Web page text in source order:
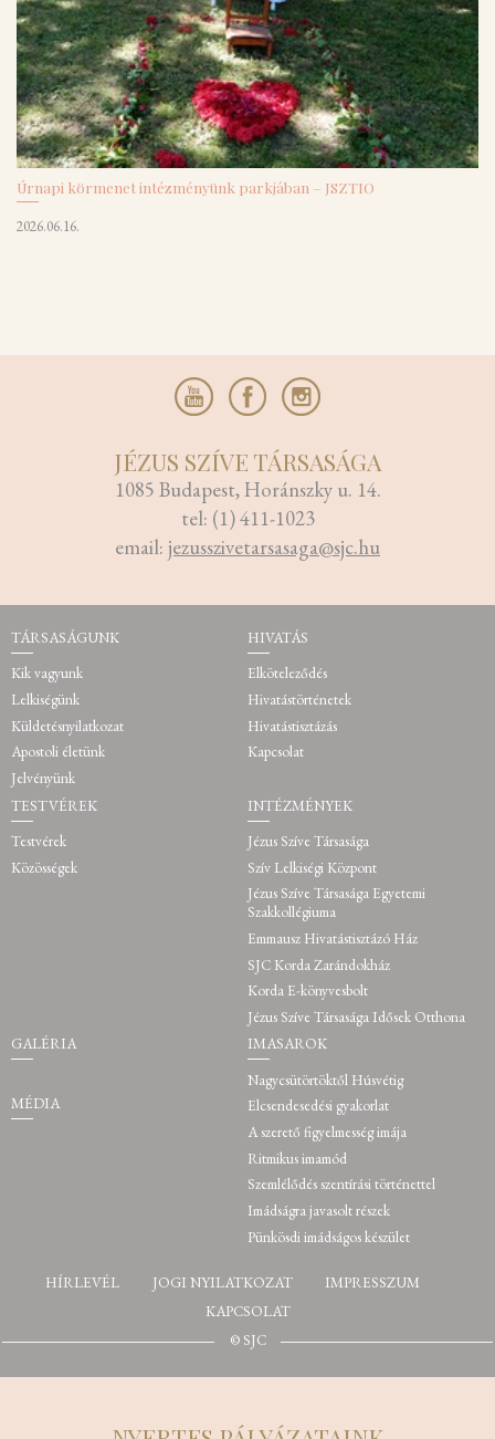
Úrnapi körmenet intézményünk parkjában – JSZTIO
2026.06.16.
JÉZUS SZÍVE TÁRSASÁGA
1085 Budapest, Horánszky u. 14.
tel: (1) 411-1023
email: jezusszivetarsasaga@sjc.hu
TÁRSASÁGUNK
Kik vagyunk
Lelkiségünk
Küldetésnyilatkozat
Apostoli életünk
Jelvényünk
HIVATÁS
Elköteleződés
Hivatástörténetek
Hivatástisztázás
Kapcsolat
TESTVÉREK
Testvérek
Közösségek
INTÉZMÉNYEK
Jézus Szíve Társasága
Szív Lelkiségi Központ
Jézus Szíve Társasága Egyetemi
Szakkollégiuma
Emmausz Hivatástisztázó Ház
SJC Korda Zarándokház
Korda E-könyvesbolt
Jézus Szíve Társasága Idősek Otthona
GALÉRIA
MÉDIA
IMASAROK
Nagycsütörtöktől Húsvétig
Elcsendesedési gyakorlat
A szerető figyelmesség imája
Ritmikus imamód
Szemlélődés szentírási történettel
Imádságra javasolt részek
Pünkösdi imádságos készület
HÍRLEVÉL JOGI NYILATKOZAT
IMPRESSZUM
KAPCSOLAT
© SJC